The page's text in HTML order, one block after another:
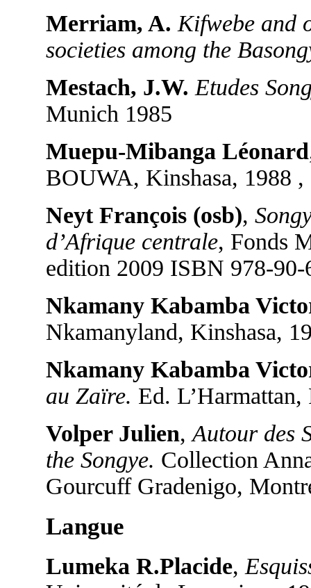
Merriam, A. Kifwebe and
societies among the
Mestach, J.W. Etudes
Munich 1985
Muepu-Mibanga Léonard
BOUWA, Kinshasa, 1988 ,
Neyt François (osb),
d’Afrique centrale, Fonds
edition 2009 ISBN 978-
Nkamany Kabamba
Nkamanyland, Kinshasa,
Nkamany Kabamba
au Zaïre. Ed. L’Harmattan,
Volper Julien,Autour des
the Songye. Collection
Gourcuff Gradenigo,
Langue
Lumeka R.Placide,